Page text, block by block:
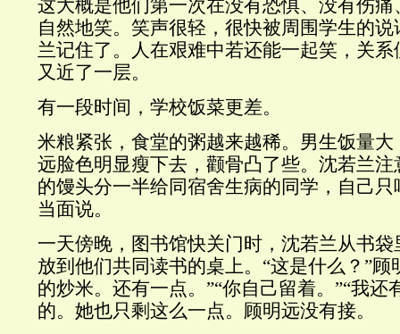
这大概是他们第一次在没有恐惧、没有伤
自然地笑。笑声很轻，很快被周围学生的
兰记住了。人在艰难中若还能一起笑，关
又近了一层。
有一段时间，学校饭菜更差。
米粮紧张，食堂的粥越来越稀。男生饭量
远脸色明显瘦下去，颧骨凸了些。沈若兰
的馒头分一半给同宿舍生病的同学，自己
当面说。
一天傍晚，图书馆快关门时，沈若兰从书
放到他们共同读书的桌上。“这是什么？”顾
的炒米。还有一点。”“你自己留着。”“我还
的。她也只剩这么一点。顾明远没有接。